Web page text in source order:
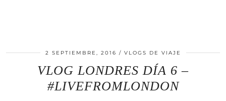
2 SEPTIEMBRE, 2016 VLOGS DE VIAJE
VLOG LONDRES DÍA 6 –
#LIVEFROMLONDON